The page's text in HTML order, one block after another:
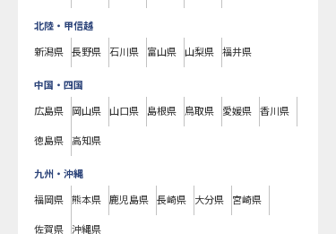
北陸・甲信越
新潟県 長野県 石川県 富山県 山梨県 福井県
中国・四国
広島県 岡山県 山口県 島根県 鳥取県 愛媛県 香川県
徳島県 高知県
九州・沖縄
福岡県 熊本県 鹿児島県 長崎県 大分県 宮崎県
佐賀県 沖縄県